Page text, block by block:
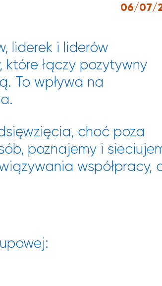
06/07/
liderek i liderów
łączy pozytywny
To wpływa na
choć poza
poznajemy i
współpracy,